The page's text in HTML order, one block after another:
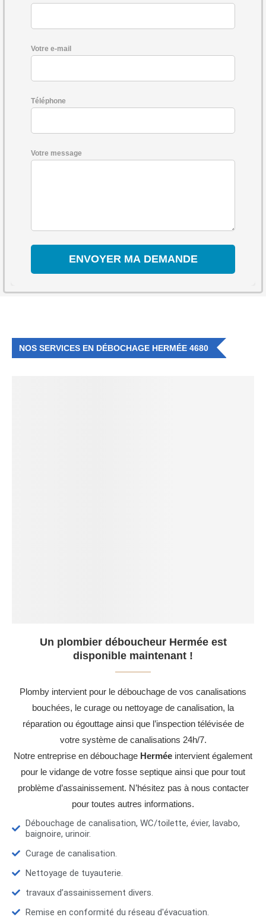
Votre e-mail
Téléphone
Votre message
NOS SERVICES EN DÉBOCHAGE HERMÉE 4680
Un plombier déboucheur Hermée est
disponible maintenant !
Plomby intervient pour le débouchage de vos canalisations
bouchées, le curage ou nettoyage de canalisation, la
réparation ou égouttage ainsi que l’inspection télévisée de
votre système de canalisations 24h/7.
Notre entreprise en débouchage Hermée intervient également
pour le vidange de votre fosse septique ainsi que pour tout
problème d’assainissement. N’hésitez pas à nous contacter
pour toutes autres informations.
Débouchage de canalisation, WC/toilette, évier, lavabo,
baignoire, urinoir.
Curage de canalisation.
Nettoyage de tuyauterie.
travaux d’assainissement divers.
Remise en conformité du réseau d'évacuation.